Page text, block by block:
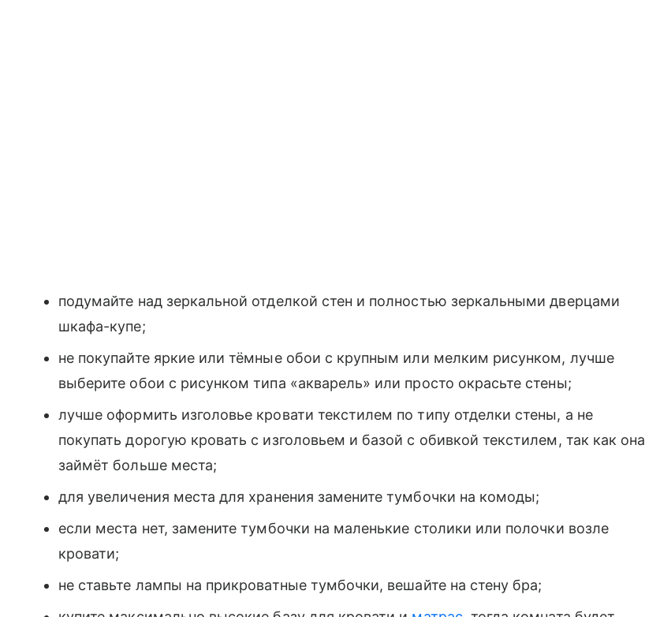
подумайте над зеркальной отделкой стен и полностью зеркальными дверцами
шкафа-купе;
не покупайте яркие или тёмные обои с крупным или мелким рисунком, лучше
выберите обои с рисунком типа «акварель» или просто окрасьте стены;
лучше оформить изголовье кровати текстилем по типу отделки стены, а не
покупать дорогую кровать с изголовьем и базой с обивкой текстилем, так как она
займёт больше места;
для увеличения места для хранения замените тумбочки на комоды;
если места нет, замените тумбочки на маленькие столики или полочки возле
кровати;
не ставьте лампы на прикроватные тумбочки, вешайте на стену бра;